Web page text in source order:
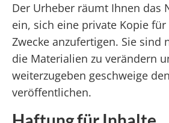
Der Urheber räumt Ihnen das
ein, sich eine private Kopie
Zwecke anzufertigen. Sie sind
die Materialien zu verändern
weiterzugeben geschweige
veröffentlichen.